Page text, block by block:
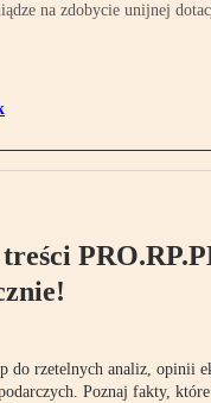
na zdobycie unijnej
do rzetelnych analiz, opinii
Poznaj fakty,